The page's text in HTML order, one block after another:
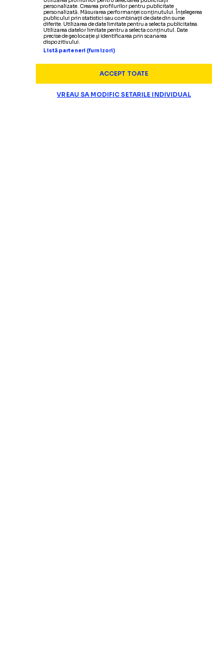
personalizate. Crearea profilurilor pentru publicitate
personalizată. Măsurarea performanței conținutului. Înțelegerea
publicului prin statistici sau combinații de date din surse
diferite. Utilizarea de date limitate pentru a selecta publicitatea.
Utilizarea datelor limitate pentru a selecta conținutul. Date
precise de geolocație și identificarea prin scanarea
dispozitivului.
Listă parteneri (furnizori)
ACCEPT TOATE
VREAU SA MODIFIC SETARILE INDIVIDUAL